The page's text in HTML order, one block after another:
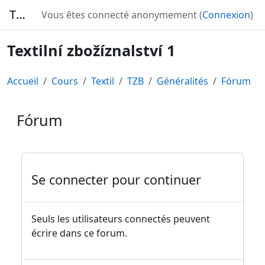
TURBO Vous êtes connecté anonymement (Connexion)
Textilní zbožíznalství 1
Accueil Cours Textil TZB Généralités Fórum
Fórum
Conditions d’achèvement
Se connecter pour continuer
Seuls les utilisateurs connectés peuvent
écrire dans ce forum.